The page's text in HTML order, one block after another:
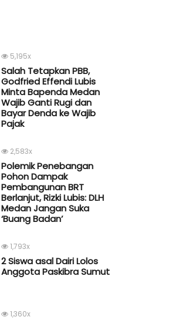
5,195x
Salah Tetapkan PBB,
Godfried Effendi Lubis
Minta Bapenda Medan
Wajib Ganti Rugi dan
Bayar Denda ke Wajib
Pajak
2,583x
Polemik Penebangan
Pohon Dampak
Pembangunan BRT
Berlanjut, Rizki Lubis: DLH
Medan Jangan Suka
‘Buang Badan’
1,793x
2 Siswa asal Dairi Lolos
Anggota Paskibra Sumut
1,360x